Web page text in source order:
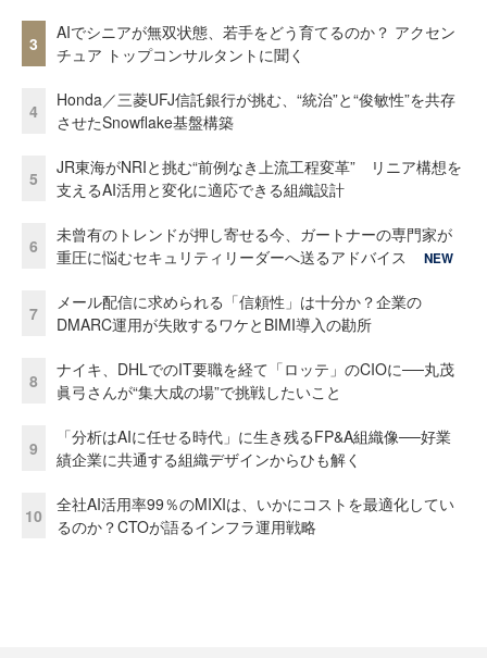
3
AIでシニアが無双状態、若手をどう育てるのか？ アクセン
チュア トップコンサルタントに聞く
4
Honda／三菱UFJ信託銀行が挑む、“統治”と“俊敏性”を共存
させたSnowflake基盤構築
5
JR東海がNRIと挑む“前例なき上流工程変革” リニア構想を
支えるAI活用と変化に適応できる組織設計
6
未曾有のトレンドが押し寄せる今、ガートナーの専門家が
重圧に悩むセキュリティリーダーへ送るアドバイス
NEW
7
メール配信に求められる「信頼性」は十分か？企業の
DMARC運用が失敗するワケとBIMI導入の勘所
8
ナイキ、DHLでのIT要職を経て「ロッテ」のCIOに──丸茂
眞弓さんが“集大成の場”で挑戦したいこと
9
「分析はAIに任せる時代」に生き残るFP&A組織像──好業
績企業に共通する組織デザインからひも解く
10
全社AI活用率99％のMIXIは、いかにコストを最適化してい
るのか？CTOが語るインフラ運用戦略